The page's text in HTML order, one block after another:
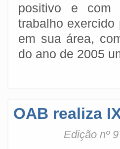
positivo e com
trabalho
em sua área,
do ano de 2005
OAB realiza
Edição nº